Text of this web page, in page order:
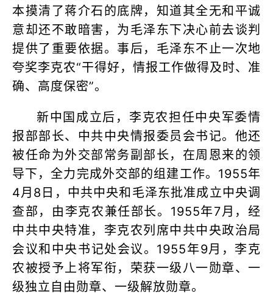
本摸清了蒋介石的底牌，知道其全无和平诚
意却还不敢暗害，为毛泽东下决心前去谈判
提供了重要依据。事后，毛泽东不止一次地
夸奖李克农“干得好，情报工作做得及时、准
确、高度保密”。
新中国成立后，李克农担任中央军委情
报部部长、中共中央情报委员会书记。他还
被任命为外交部常务副部长，在周恩来的领
导下，全力完成外交部的组建工作。1955年
4月8日，中共中央和毛泽东批准成立中央调
查部，由李克农兼任部长。1955年7月，经
中共中央特准，李克农列席中共中央政治局
会议和中央书记处会议。1955年9月，李克
农被授予上将军衔，荣获一级八一勋章、一
级独立自由勋章、一级解放勋章。